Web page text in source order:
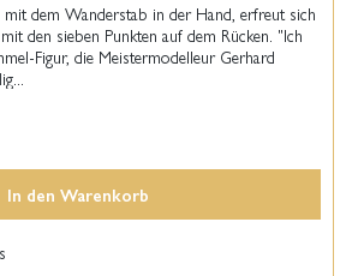
dem Wanderstab in der Hand, erfreut sich
den sieben Punkten auf dem Rücken. "Ich
Figur, die Meistermodelleur Gerhard
In den Warenkorb